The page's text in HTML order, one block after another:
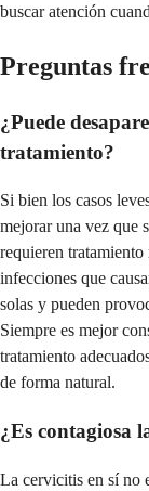
buscar atención
Preguntas
¿Puede
tratamiento?
Si bien los casos
mejorar una vez que
requieren
infecciones que
solas y pueden
Siempre es mejor
tratamiento
de forma natural.
¿Es contagiosa
La cervicitis en sí no